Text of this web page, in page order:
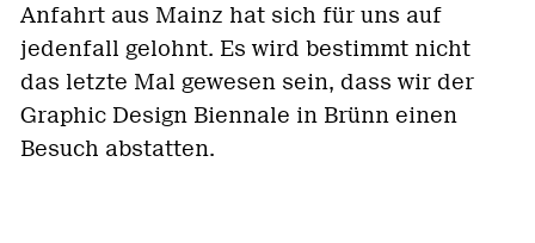
Anfahrt aus Mainz hat sich für uns auf
jedenfall gelohnt. Es wird bestimmt nicht
das letzte Mal gewesen sein, dass wir der
Graphic Design Biennale in Brünn einen
Besuch abstatten.